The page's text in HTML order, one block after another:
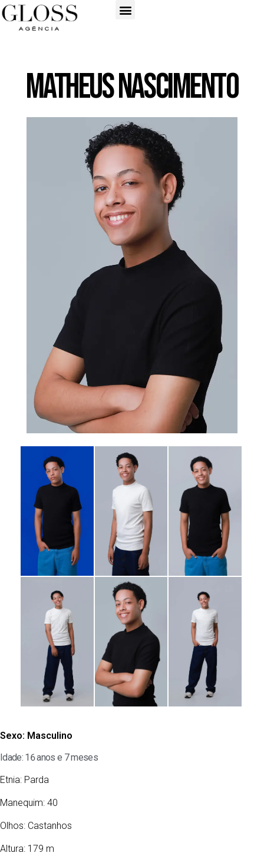
Matheus Nascimento
Sexo: Masculino
Idade: 16 anos e 7 meses
Etnia: Parda
Manequim: 40
Olhos: Castanhos
Altura: 179 m